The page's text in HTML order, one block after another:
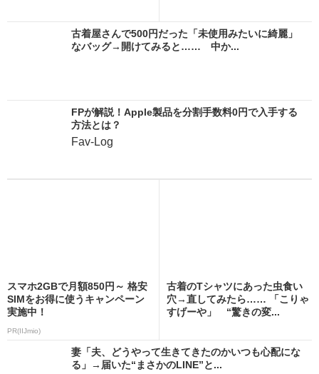
古着屋さんで500円だった「未使用みたいに綺麗」
なバッグ→開けてみると…… 中か...
FPが解説！Apple製品を分割手数料0円で入手する
方法とは？
Fav-Log
スマホ2GBで月額850円～ 格安
SIMをお得に使うキャンペーン
実施中！
PR(IIJmio)
古着のTシャツにあった虫食い
穴→直してみたら…… 「こりゃ
すげーや」 “驚きの変...
妻「夫、どうやって生きてきたのかいつも心配にな
る」→届いた“まさかのLINE”と...